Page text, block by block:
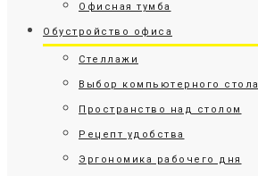
Офисная тумба
Обустройство офиса
Стеллажи
Выбор компьютерного стола
Пространство над столом
Рецепт удобства
Эргономика рабочего дня